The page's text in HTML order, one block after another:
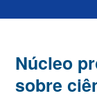
Núcleo
sobre